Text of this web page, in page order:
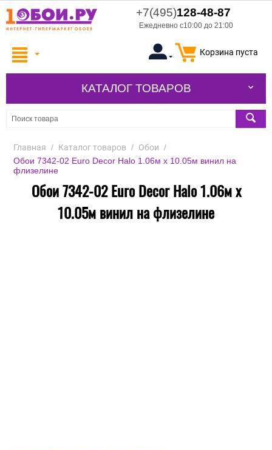
+7(495)128-48-87
Ежедневно с10:00 до 21:00
Корзина пуста
КАТАЛОГ ТОВАРОВ
Главная / Каталог товаров / Обои /
Обои 7342-02 Euro Decor Halo 1.06м x 10.05м винил на
флизелине
Обои 7342-02 Euro Decor Halo 1.06м x
10.05м винил на флизелине